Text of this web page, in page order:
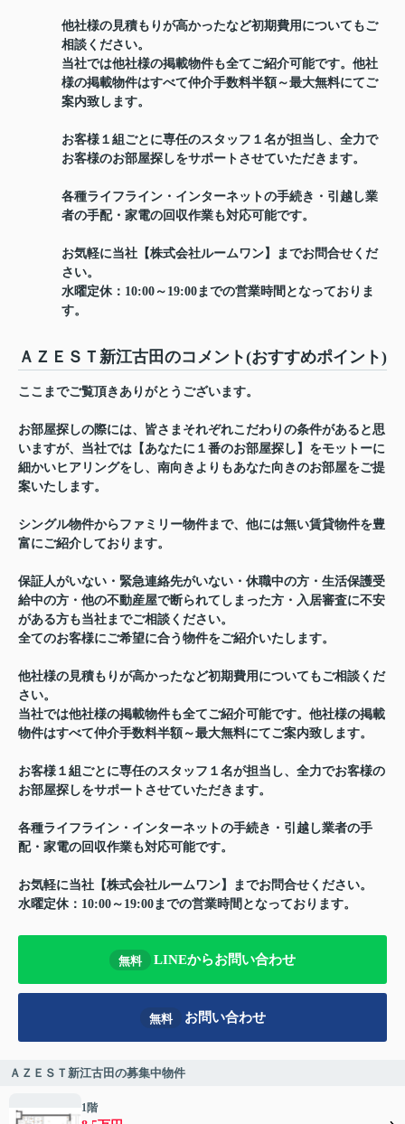
他社様の見積もりが高かったなど初期費用についてもご
相談ください。
当社では他社様の掲載物件も全てご紹介可能です。他社
様の掲載物件はすべて仲介手数料半額～最大無料にてご
案内致します。
お客様１組ごとに専任のスタッフ１名が担当し、全力で
お客様のお部屋探しをサポートさせていただきます。
各種ライフライン・インターネットの手続き・引越し業
者の手配・家電の回収作業も対応可能です。
お気軽に当社【株式会社ルームワン】までお問合せくだ
さい。
水曜定休：10:00～19:00までの営業時間となっておりま
す。
ＡＺＥＳＴ新江古田のコメント(おすすめポイント)
ここまでご覧頂きありがとうございます。
お部屋探しの際には、皆さまそれぞれこだわりの条件があると思
いますが、当社では【あなたに１番のお部屋探し】をモットーに
細かいヒアリングをし、南向きよりもあなた向きのお部屋をご提
案いたします。
シングル物件からファミリー物件まで、他には無い賃貸物件を豊
富にご紹介しております。
保証人がいない・緊急連絡先がいない・休職中の方・生活保護受
給中の方・他の不動産屋で断られてしまった方・入居審査に不安
がある方も当社までご相談ください。
全てのお客様にご希望に合う物件をご紹介いたします。
他社様の見積もりが高かったなど初期費用についてもご相談くだ
さい。
当社では他社様の掲載物件も全てご紹介可能です。他社様の掲載
物件はすべて仲介手数料半額～最大無料にてご案内致します。
お客様１組ごとに専任のスタッフ１名が担当し、全力でお客様の
お部屋探しをサポートさせていただきます。
各種ライフライン・インターネットの手続き・引越し業者の手
配・家電の回収作業も対応可能です。
お気軽に当社【株式会社ルームワン】までお問合せください。
水曜定休：10:00～19:00までの営業時間となっております。
無料 LINEからお問い合わせ
無料 お問い合わせ
ＡＺＥＳＴ新江古田の募集中物件
1階